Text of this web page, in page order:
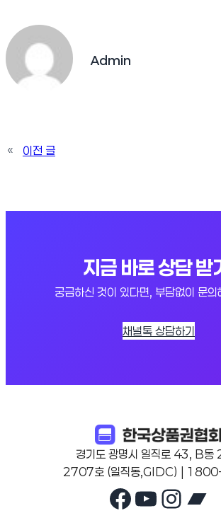
Admin
«
이전 글
지금 바로 상담 받
궁금하신 것이 있다면, 부담없이 문의
채널톡 상담하기
경기도 광명시 일직로 43, B동
2707호 (일직동,GIDC) |
Facebook